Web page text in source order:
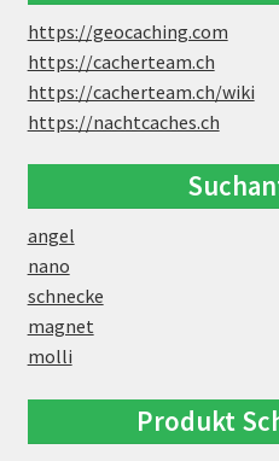
https://geocaching.com
https://cacherteam.ch
https://cacherteam.ch/wiki
https://nachtcaches.ch
angel
nano
schnecke
magnet
molli
Produkt